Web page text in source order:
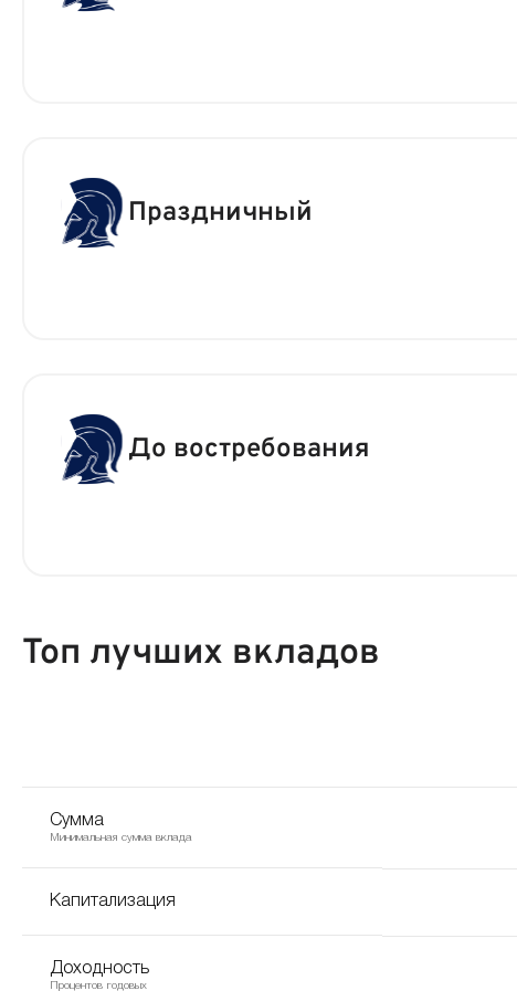
Праздничный
До востребования
Топ лучших вкладов
Сумма
Минимальная сумма вклада
Капитализация
Доходность
Процентов годовых